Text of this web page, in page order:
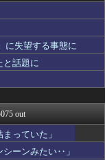
？【海外の反...
報 海外の反...
グ
ャパン！
か？味方か？...
応まとめ
しゃい 海外...
ーファン 海...
外・韓国の反...
に失望する事態に
と話題に
out
っていた」
ーンみたい‥」